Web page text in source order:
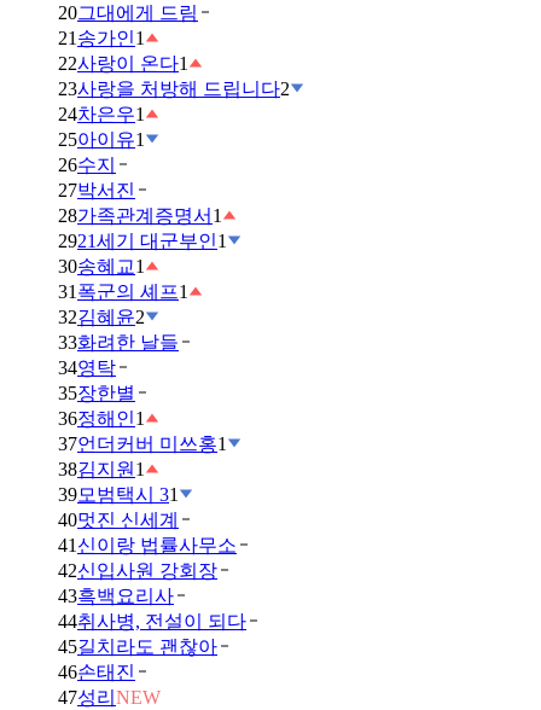
20그대에게 드림
21 송가인1
22사랑이 온다1
23사랑을 처방해 드립니다2
24차은우1
25아이유1
26수지
27박서진
28가족관계증명서 1
2921세기 대군부인1
30송혜교1
31 폭군의 셰프1
32김혜윤2
33화려한 날들
34영탁
35장한별
36정해인1
37언더커버 미쓰홍1
38김지원 1
39모범택시 31
40멋진 신세계
41 신이랑 법률사무소
42신입사원 강회장
43흑백요리사
44취사병, 전설이 되다
45길치라도 괜찮아
46손태진
47성리 NEW